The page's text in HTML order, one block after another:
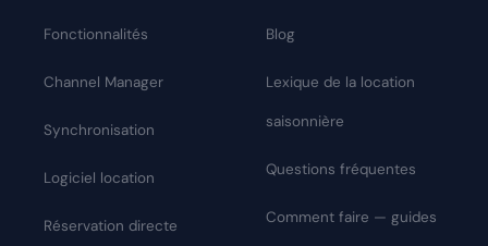
Fonctionnalités
Channel Manager
Synchronisation
Logiciel location
Réservation directe
Blog
Lexique de la location
saisonnière
Questions fréquentes
Comment faire — guides